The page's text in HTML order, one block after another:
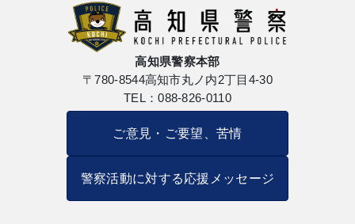
高知県警察本部
〒780-8544高知市丸ノ内2丁目4-30
TEL：088-826-0110
ご意見・ご要望、苦情
警察活動に対する応援メッセージ